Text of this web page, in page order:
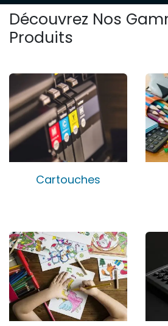
Découvrez Nos
Produits
Cartouches